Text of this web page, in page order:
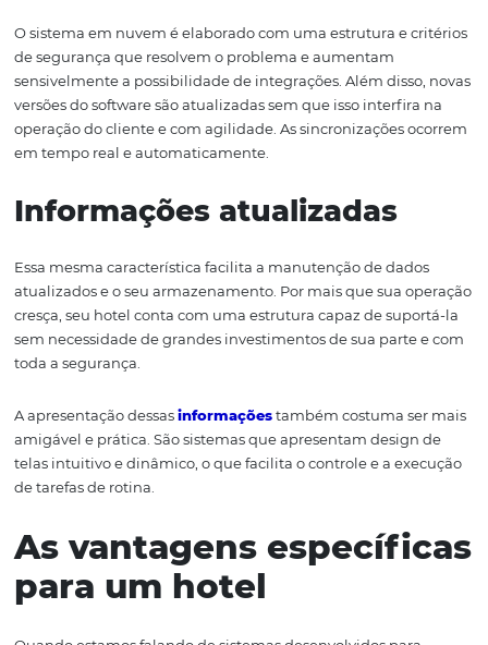
Integração e
dos dados
A integração é um dos aspectos mais marcantes da
para seus clientes em vários canais e por meio de
É complexo efetuar o compartilhamento de dados
usa um servidor local. Isso pode comprometer a
normalmente, implica exportação de banco de dados e
O sistema em nuvem é elaborado com uma estrutura e
de segurança que resolvem o problema e aumentam
sensivelmente a possibilidade de integrações. Além
operação do cliente e com agilidade. As sincronizações
em tempo real e automaticamente.